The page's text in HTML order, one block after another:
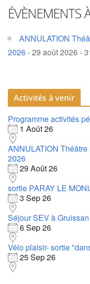
ÉVÈNEMENTS
ANNULATION
2026- 29 août 2026 -
Activités à venir
Programme activités
1 Août 26
ANNULATION
2026
29 Août 26
sortie PARAY LE
3 Sep 26
Séjour SEV à
6 Sep 26
Vélo plaisir- sortie
25 Sep 26